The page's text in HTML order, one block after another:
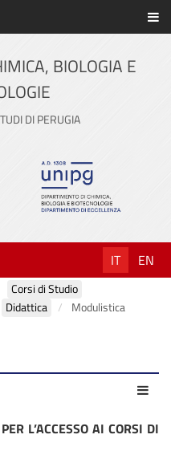
di Ateneo
BIOLOGIA E
DI PERUGIA
IT EN
Corsi di Studio
Didattica Modulistica
L’ACCESSO AI CORSI DI